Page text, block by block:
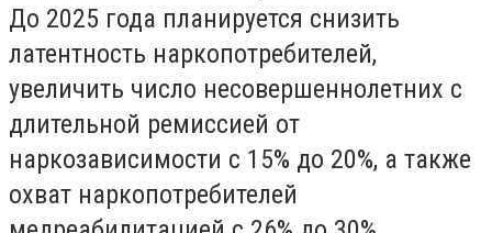
До 2025 года планируется снизить
латентность наркопотребителей,
увеличить число несовершеннолетних с
длительной ремиссией от
наркозависимости с 15% до 20%, а также
охват наркопотребителей